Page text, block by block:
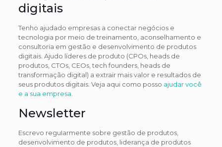
digitais
Tenho ajudado empresas a conectar negócios e
tecnologia por meio de treinamento, aconselhamento e
consultoria em gestão e desenvolvimento de produtos
digitais. Ajudo líderes de produto (CPOs, heads de
produtos, CTOs, CEOs, tech founders, heads de
transformação digital) a extrair mais valor e resultados de
seus produtos digitais. Veja aqui como posso ajudar você
e a sua empresa
Newsletter
Escrevo reguIarmente sobre gestão de produtos,
desenvolvimento de produtos, liderança de produtos